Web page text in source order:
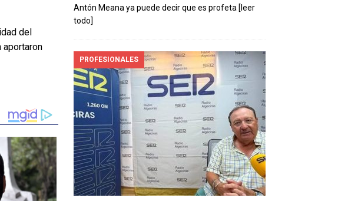
del
aportaron
Antón Meana ya puede decir que es profeta [leer
todo]
PROFESIONALES